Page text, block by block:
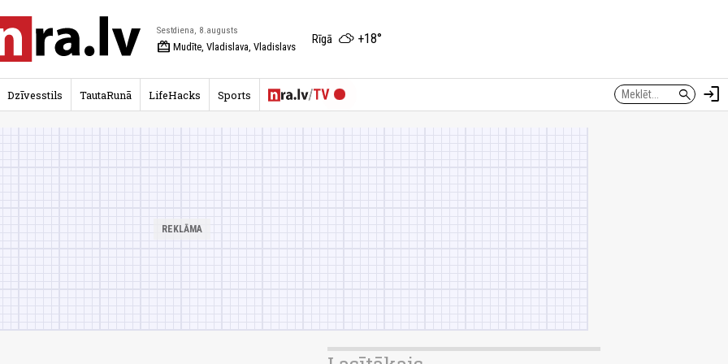
Sestdiena, 8.augusts
redeem Mudīte, Vladislava, Vladislavs
Rīgā +18°
search login
Dzīvesstils TautaRunā LifeHacks Sports